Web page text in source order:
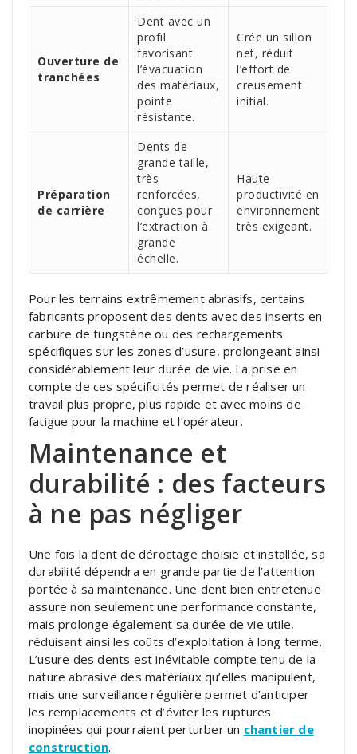
Ouverture de
tranchées
Dent avec un
profil
favorisant
l’évacuation
des matériaux,
pointe
résistante.
Crée un sillon
net, réduit
l’effort de
creusement
initial.
Préparation
de carrière
Dents de
grande taille,
très
renforcées,
conçues pour
l’extraction à
grande
échelle.
Haute
productivité en
environnement
très exigeant.
Pour les terrains extrêmement abrasifs, certains
fabricants proposent des dents avec des inserts en
carbure de tungstène ou des rechargements
spécifiques sur les zones d’usure, prolongeant ainsi
considérablement leur durée de vie. La prise en
compte de ces spécificités permet de réaliser un
travail plus propre, plus rapide et avec moins de
fatigue pour la machine et l’opérateur.
Maintenance et
durabilité : des facteurs
à ne pas négliger
Une fois la dent de déroctage choisie et installée, sa
durabilité dépendra en grande partie de l’attention
portée à sa maintenance. Une dent bien entretenue
assure non seulement une performance constante,
mais prolonge également sa durée de vie utile,
réduisant ainsi les coûts d’exploitation à long terme.
L’usure des dents est inévitable compte tenu de la
nature abrasive des matériaux qu’elles manipulent,
mais une surveillance régulière permet d’anticiper
les remplacements et d’éviter les ruptures
inopinées qui pourraient perturber un chantier de
construction.